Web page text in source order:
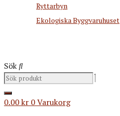
Ryttarbyn
Ekologiska Byggvaruhuset
Sök
0.00kr 0Varukorg